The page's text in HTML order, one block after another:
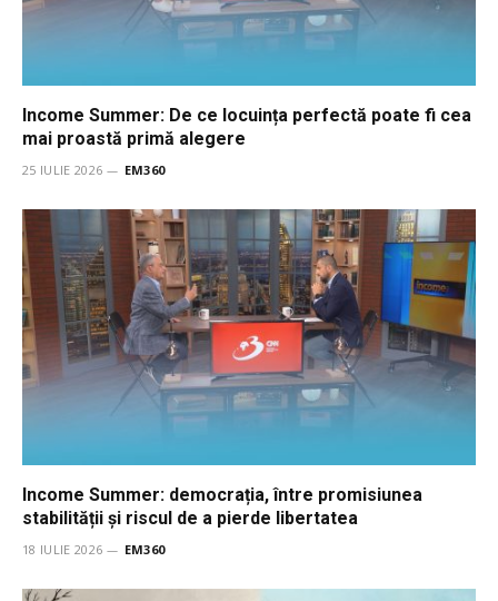
Income Summer: De ce locuința perfectă poate fi cea
mai proastă primă alegere
25 IULIE 2026 EM360
Income Summer: democrația, între promisiunea
stabilității și riscul de a pierde libertatea
18 IULIE 2026 EM360